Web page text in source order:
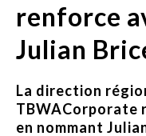
renforce
Julian
La direction
TBWACorporate
en nommant